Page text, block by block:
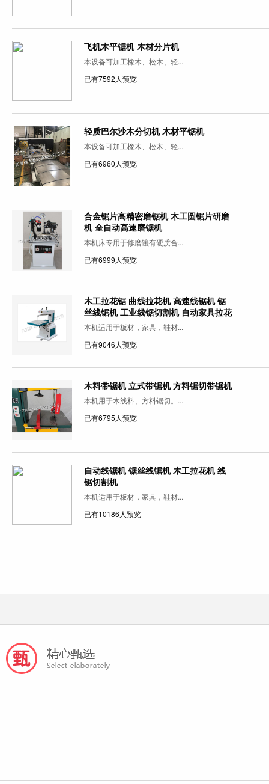
飞机木平锯机 木材分片机
本设备可加工橡木、松木、轻...
已有7592人预览
轻质巴尔沙木分切机 木材平锯机
本设备可加工橡木、松木、轻...
已有6960人预览
合金锯片高精密磨锯机 木工圆锯片研磨
机 全自动高速磨锯机
本机床专用于修磨镶有硬质合...
已有6999人预览
木工拉花锯 曲线拉花机 高速线锯机 锯
丝线锯机 工业线锯切割机 自动家具拉花
机
本机适用于板材，家具，鞋材...
已有9046人预览
木料带锯机 立式带锯机 方料锯切带锯机
本机用于木线料、方料锯切。...
已有6795人预览
自动线锯机 锯丝线锯机 木工拉花机 线
锯切割机
本机适用于板材，家具，鞋材...
已有10186人预览